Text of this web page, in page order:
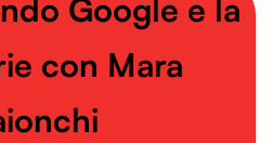
Google e la
con Mara